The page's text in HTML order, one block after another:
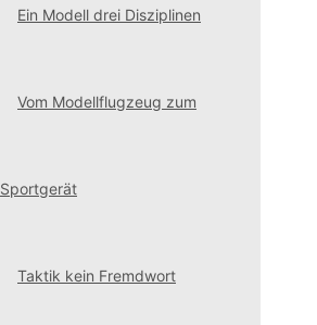
Ein Modell drei Disziplinen
Vom Modellflugzeug zum
Sportgerät
Taktik kein Fremdwort